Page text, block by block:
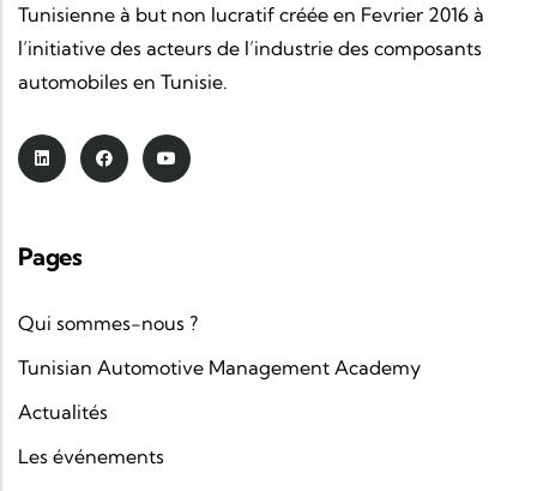
Tunisienne à but non lucratif créée en Fevrier 2016 à
l’initiative des acteurs de l’industrie des composants
automobiles en Tunisie.
Pages
Qui sommes-nous ?
Tunisian Automotive Management Academy
Actualités
Les événements